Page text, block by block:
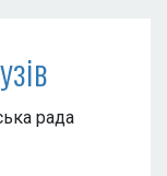
рада